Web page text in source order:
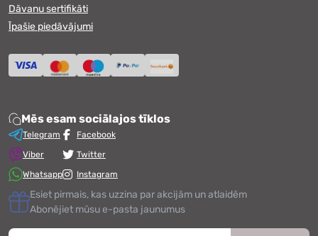
Dāvanu sertifikāti
Īpašie piedāvājumi
Mēs esam sociālajos tīklos
Telegram
Viber
Whatsapp
Facebook
Twitter
Instagram
Esiet pirmais, kas uzzina par akcijām un atlaidēm
Abonējiet mūsu e-pasta jaunumus